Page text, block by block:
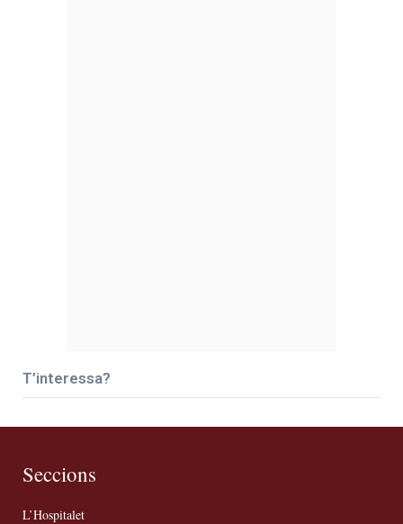
T’interessa?
Seccions
L’Hospitalet